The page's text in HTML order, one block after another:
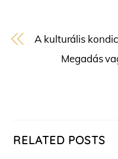
A kulturális
Megadás
RELATED POSTS